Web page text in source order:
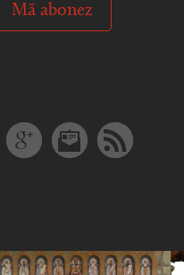
Mă abonez